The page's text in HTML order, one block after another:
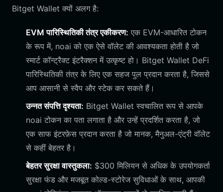
Bitget Wallet क्यों अलग है:
EVM पारिस्थितिकी तंत्र एकीकरण: एक EVM-आधारित टोकन
के रूप में, noai को एक ऐसे वॉलेट की आवश्यकता होती है जो
स्मार्ट कॉन्ट्रैक्ट इंटरैक्शन में उत्कृष्ट हो। Bitget Wallet DeFi
पारिस्थितिकी तंत्र के लिए एक सहज पुल प्रदान करता है, जिससे
आप आसानी से स्वैप और स्टेक कर सकते हैं।
उन्नत संपत्ति दृश्यता: Bitget Wallet स्वचालित रूप से आपके
noai टोकन का पता लगाता है और उन्हें प्रदर्शित करता है, जो
एक साफ इंटरफ़ेस प्रदान करता है जो मानक, मैनुअल-एंट्री वॉलेट
से कहीं बेहतर है।
बेहतर सुरक्षा वास्तुकला: $300 मिलियन से अधिक के उपयोगकर्ता
सुरक्षा फंड और मजबूत कोल्ड-स्टोरेज सुविधाओं के साथ, आपकी